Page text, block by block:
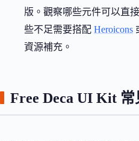
版。觀察哪些元件可以直
些不足需要搭配 Heroicons
資源補充。
Free Deca UI Kit 常